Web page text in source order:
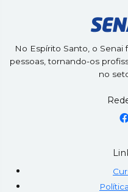
No Espírito Santo, o Senai
pessoas, tornando-os
no